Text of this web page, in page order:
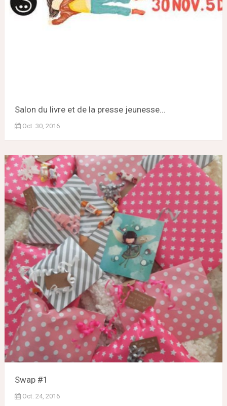
Salon du livre et de la presse jeunesse...
Oct. 30, 2016
Swap #1
Oct. 24, 2016